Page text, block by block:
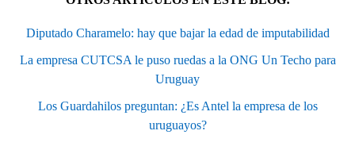
Diputado Charamelo: hay que bajar la edad de imputabilidad
La empresa CUTCSA le puso ruedas a la ONG Un Techo para
Uruguay
Los Guardahilos preguntan: ¿Es Antel la empresa de los
uruguayos?